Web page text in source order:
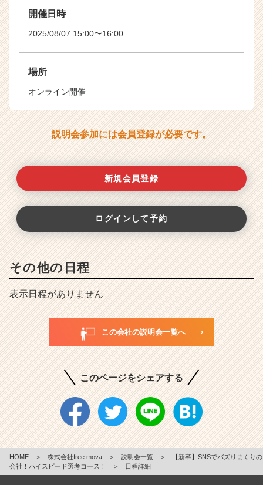
開催日時
2025/08/07 15:00〜16:00
場所
オンライン開催
説明会参加には会員登録が必要です。
新規会員登録
ログインして予約
その他の日程
表示日程がありません
この会社の説明会一覧へ
このページをシェアする
HOME ＞ 株式会社free mova ＞ 説明会一覧 ＞
【新卒】SNSでバズりまくりの
会社！ハイスピード選考コース！
＞ 日程詳細